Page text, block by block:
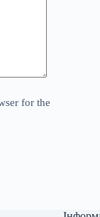
for the